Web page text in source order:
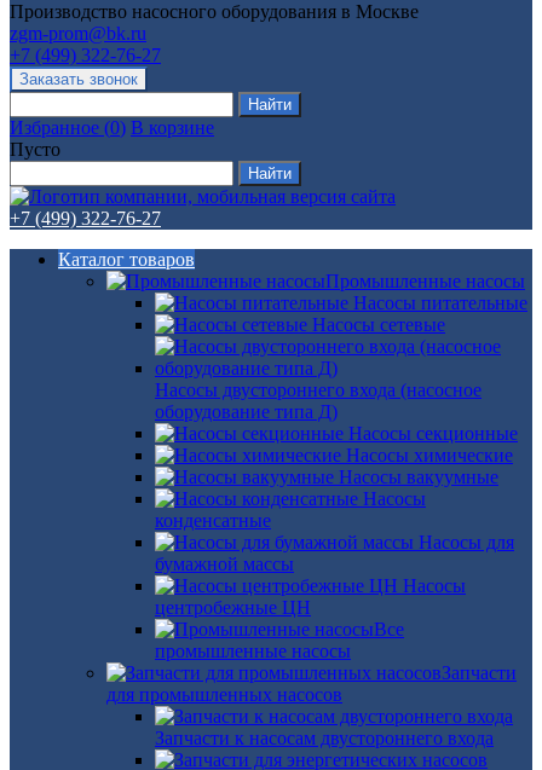
Производство насосного оборудования в Москве
zgm-prom@bk.ru
+7 (499) 322-76-27
Избранное (0) В корзине
Пусто
+7 (499) 322-76-27
Каталог товаров
Промышленные насосы
Насосы питательные
Насосы сетевые
Насосы двустороннего входа (насосное
оборудование типа Д)
Насосы секционные
Насосы химические
Насосы вакуумные
Насосы
конденсатные
Насосы для
бумажной массы
Насосы
центробежные ЦН
Все
промышленные насосы
Запчасти
для промышленных насосов
Запчасти к насосам двустороннего входа